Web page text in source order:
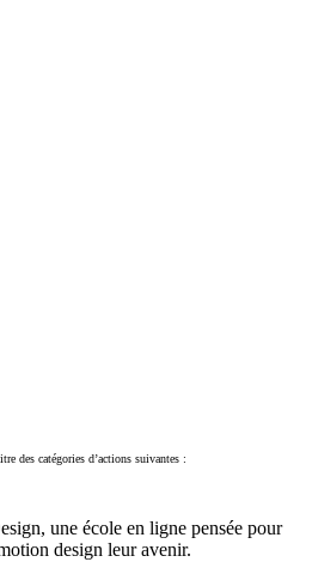
des catégories d’actions suivantes :
une école en ligne pensée pour
design leur avenir.